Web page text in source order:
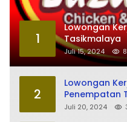
1
Lowongan
Tasikmalaya
Juli 15, 2024
2
Lowongan
Penempatan
Juli 20, 2024